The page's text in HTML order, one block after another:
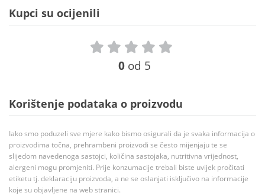
Kupci su ocijenili
0 od 5
Korištenje podataka o proizvodu
Iako smo poduzeli sve mjere kako bismo osigurali da je svaka informacija o
proizvodima točna, prehrambeni proizvodi se često mijenjaju te se
slijedom navedenoga sastojci, količina sastojaka, nutritivna vrijednost,
alergeni mogu promjeniti. Prije konzumacije trebali biste uvijek pročitati
etiketu tj. deklaraciju proizvoda, a ne se oslanjati isključivo na informacije
koje su objavljene na web stranici.